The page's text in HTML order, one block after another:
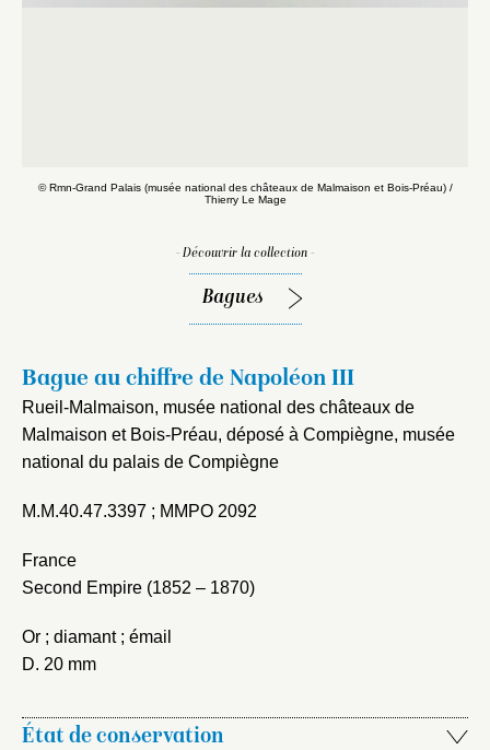
© Rmn-Grand Palais (musée national des châteaux de Malmaison et Bois-Préau) /
Thierry Le Mage
- Découvrir la collection -
Bagues
Bague au chiffre de Napoléon III
Rueil-Malmaison, musée national des châteaux de
Malmaison et Bois-Préau, déposé à Compiègne, musée
national du palais de Compiègne
M.M.40.47.3397 ; MMPO 2092
France
Second Empire (1852 – 1870)
Or ; diamant ; émail
D. 20 mm
État de conservation
Choix du dossier où ajouter la
notice
Connexion
Courriel